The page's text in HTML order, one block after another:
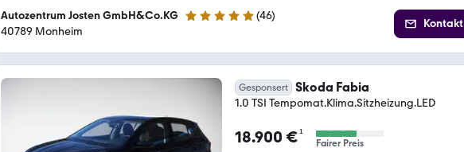
Autozentrum Josten GmbH&Co.KG 4.9 Sterne (46)
40789 Monheim
Kontakt
Gesponsert Skoda Fabia
1.0 TSI Tempomat.Klima.Sitzheizung.LED
18.900 €¹
Fairer Preis